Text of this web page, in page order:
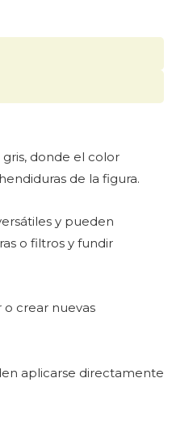
donde el color
de la figura.
y pueden
o filtros y fundir
o crear nuevas
aplicarse directamente